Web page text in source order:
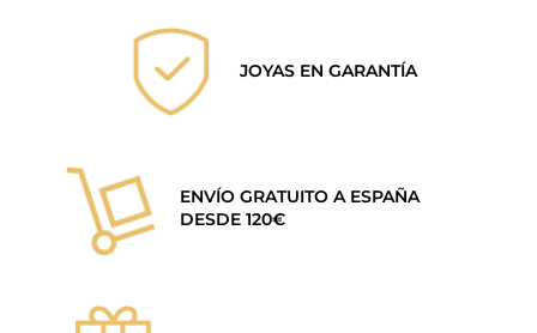
JOYAS EN GARANTÍA
ENVÍO GRATUITO A ESPAÑA
DESDE 120€